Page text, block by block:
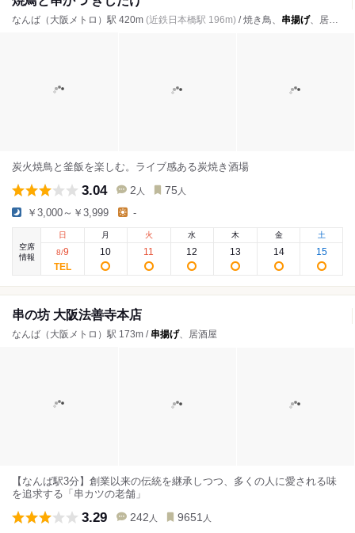
なんば（大阪メトロ）駅 420m (近鉄日本橋駅 196m) / 焼き鳥、 串揚げ、居酒屋
炭火焼鳥と釜飯を楽しむ。ライブ感ある炭焼き酒場
3.04 2 人 75 人
￥3,000～￥3,999 -
空席
情報
日
8/9
月
10
火
11
水
12
木
13
金
14
土
15
串の坊 大阪法善寺本店
なんば（大阪メトロ）駅 173m / 串揚げ、居酒屋
【なんば駅3分】創業以来の伝統を継承しつつ、多くの人に愛される味
を追求する「串カツの老舗」
3.29 242 人 9651 人